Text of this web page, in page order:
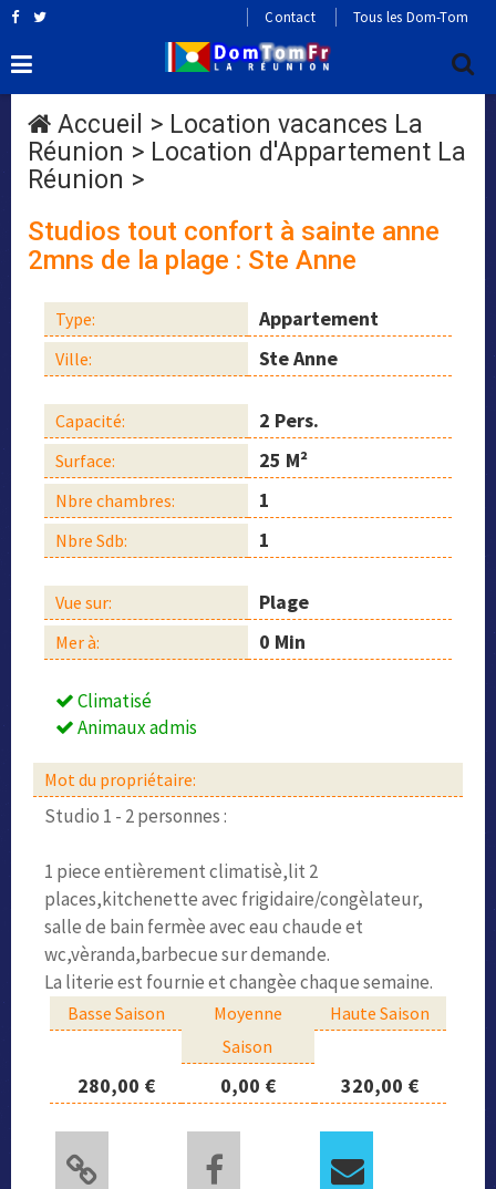
Contact Tous les Dom-Tom
Accueil > Location vacances La
Réunion > Location d'Appartement La
Réunion >
Studios tout confort à sainte anne
2mns de la plage : Ste Anne
Type: Appartement
Ville: Ste Anne
Capacité: 2 Pers.
Surface: 25 M²
Nbre chambres: 1
Nbre Sdb: 1
Vue sur: Plage
Mer à: 0 Min
Climatisé
Animaux admis
Mot du propriétaire:
Studio 1 - 2 personnes :
1 piece entièrement climatisè,lit 2
places,kitchenette avec frigidaire/congèlateur,
salle de bain fermèe avec eau chaude et
wc,vèranda,barbecue sur demande.
La literie est fournie et changèe chaque semaine.
Basse Saison
Moyenne
Saison
Haute Saison
280,00 € 0,00 € 320,00 €